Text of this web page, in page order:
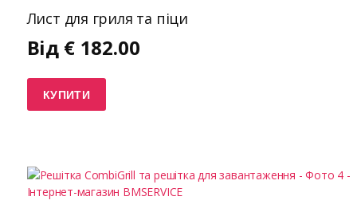
Лист для гриля та піци
Від € 182.00
КУПИТИ